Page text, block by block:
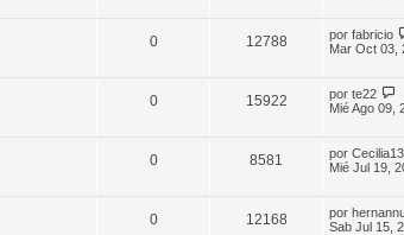
0 12788 por fabricio
Mar Oct 03,
0 15922 por te22
Mié Ago 09,
0 8581 por
Mié Jul 19,
0 12168 por
Sab Jul 15,